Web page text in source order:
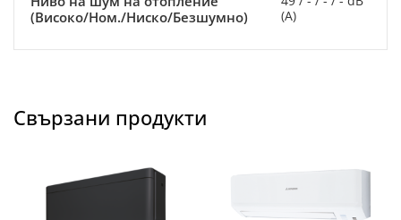
(Високо/Ном./Ниско/Безшумно)
(A)
Свързани продукти